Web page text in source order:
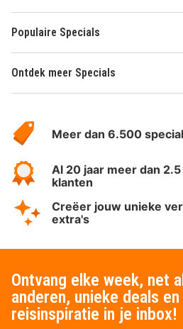
Populaire Specials
Ontdek meer Specials
HotelSpecials
Meer dan 6.500
Al 20 jaar meer dan
klanten
Creëer jouw unieke
extra's
Ontvang elke week, net
anderen, unieke deals
reisinspiratie in je inbox!